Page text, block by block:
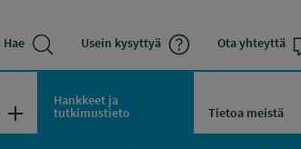
Hae Usein kysyttyä Ota yhteyttä
Avaa/Sulje valikko
Hankkeet ja
tutkimustieto Tietoa meistä